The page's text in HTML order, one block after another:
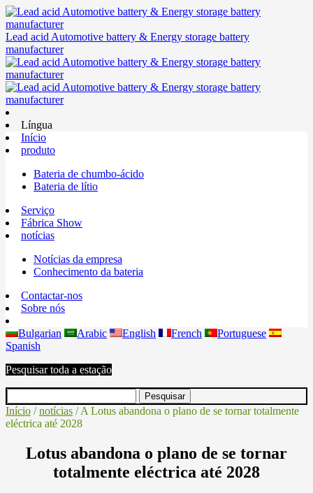
Lead acid Automotive battery & Energy storage battery
manufacturer
Língua
Início
produto
Bateria de chumbo-ácido
Bateria de lítio
Serviço
Fábrica Show
notícias
Notícias da empresa
Conhecimento da bateria
Contactar-nos
Sobre nós
Bulgarian Arabic English French
Portuguese
Spanish
Pesquisar toda a estação
Início /notícias / A Lotus abandona o plano de se tornar totalmente
eléctrica até 2028
Lotus abandona o plano de se tornar
totalmente eléctrica até 2028